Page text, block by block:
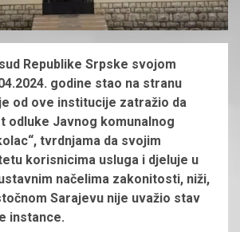
Republike Srpske svojom
godine stao na stranu
od ove institucije zatražio da
odluke Javnog komunalnog
tvrdnjama da svojim
korisnicima usluga i djeluje u
načelima zakonitosti, niži,
Sarajevu nije uvažio stav
instance.